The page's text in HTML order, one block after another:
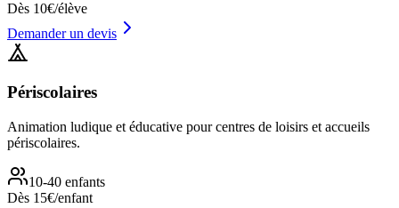
Dès 10€/élève
Demander un devis
Périscolaires
Animation ludique et éducative pour centres de loisirs et accueils
périscolaires.
10-40 enfants
Dès 15€/enfant